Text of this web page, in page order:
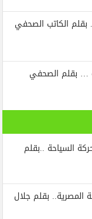
‬والتاريخ‭ ‬يتكلم.. بقلم الكاتب الصحفي
… بقلم الصحفي
السياحة ..بقلم
المصرية.. بقلم جلال